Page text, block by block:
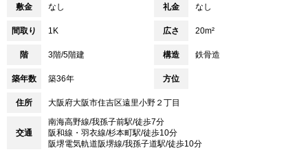
敷金 なし 礼金 なし
間取り 1K 広さ 20m²
階 3階/5階建 構造 鉄骨造
築年数 築36年 方位
住所 大阪府大阪市住吉区遠里小野２丁目
交通
南海高野線/我孫子前駅/徒歩7分
阪和線・羽衣線/杉本町駅/徒歩10分
阪堺電気軌道阪堺線/我孫子道駅/徒歩10分